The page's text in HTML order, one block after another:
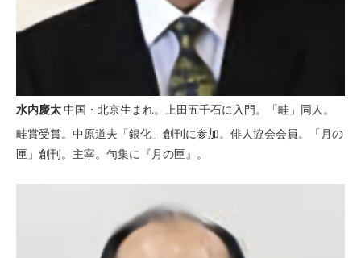
水内慶太中国・北京生まれ。上田五千石に入門。「畦」同人。
畦賞受賞。中原道夫「銀化」創刊に参加。俳人協会会員。「月の
匣」創刊。主宰。句集に『月の匣』。